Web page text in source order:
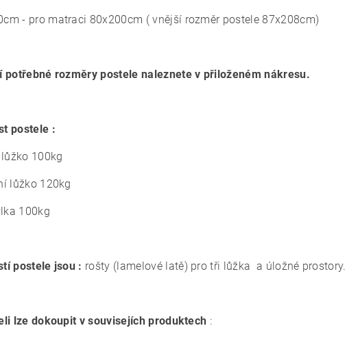
- pro matraci 80x200cm ( vnější rozměr postele 87x208cm)
potřebné rozměry postele naleznete v přiloženém nákresu.
postele :
100kg
lůžko 120kg
100kg
postele jsou : rošty (lamelové latě) pro tři lůžka a úložné prostory.
lze dokoupit v souvisejích produktech :